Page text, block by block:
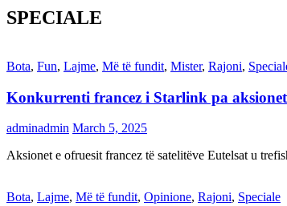
SPECIALE
Bota, Fun, Lajme, Më të fundit, Mister, Rajoni,
Konkurrenti francez i Starlink pa
adminadmin March 5, 2025
Aksionet e ofruesit francez të satelitëve Eutelsat u
Bota, Lajme, Më të fundit, Opinione, Rajoni, Speciale